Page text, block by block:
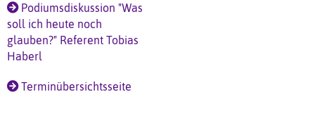
Podiumsdiskussion "Was
soll ich heute noch
glauben?" Referent Tobias
Haberl
Terminübersichtsseite